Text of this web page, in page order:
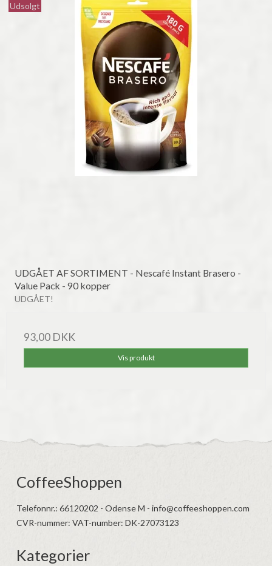
Udsolgt
UDGÅET AF SORTIMENT - Nescafé Instant Brasero -
Value Pack - 90 kopper
UDGÅET!
93,00 DKK
Vis produkt
CoffeeShoppen
Telefonnr.: 66120202 - Odense M - info@coffeeshoppen.com
CVR-nummer: VAT-number: DK-27073123
Kategorier